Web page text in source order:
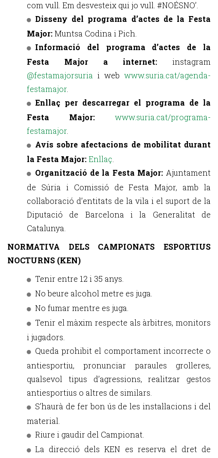
com vull. Em desvesteix qui jo vull. #NOÉSNO’.
Disseny del programa d’actes de la Festa
Major:Muntsa Codina i Pich.
Informació del programa d’actes de la
Festa Major a internet: instagram
@festamajorsuria i web www.suria.cat/agenda-
festamajor.
Enllaç per descarregar el programa de la
Festa Major: www.suria.cat/programa-
festamajor.
Avís sobre afectacions de mobilitat durant
la Festa Major:Enllaç
Organització de la Festa Major: Ajuntament
de Súria i Comissió de Festa Major, amb la
col·laboració d’entitats de la vila i el suport de la
Diputació de Barcelona i la Generalitat de
Catalunya.
NORMATIVA DELS CAMPIONATS ESPORTIUS
NOCTURNS (KEN)
Tenir entre 12 i 35 anys.
No beure alcohol metre es juga.
No fumar mentre es juga.
Tenir el màxim respecte als àrbitres, monitors
i jugadors.
Queda prohibit el comportament incorrecte o
antiesportiu, pronunciar paraules grolleres,
qualsevol tipus d’agressions, realitzar gestos
antiesportius o altres de similars.
S’haurà de fer bon ús de les instal·lacions i del
material.
Riure i gaudir del Campionat.
La direcció dels KEN es reserva el dret de